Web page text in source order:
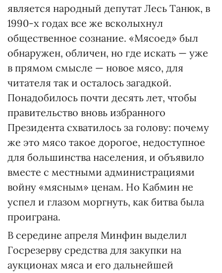
является народный депутат Лесь Танюк, в
1990-х годах все же всколыхнул
общественное сознание. «Мясоед» был
обнаружен, обличен, но где искать — уже
в прямом смысле — новое мясо, для
читателя так и осталось загадкой.
Понадобилось почти десять лет, чтобы
правительство вновь избранного
Президента схватилось за голову: почему
же это мясо такое дорогое, недоступное
для большинства населения, и объявило
вместе с местными администрациями
войну «мясным» ценам. Но Кабмин не
успел и глазом моргнуть, как битва была
проиграна.
В середине апреля Минфин выделил
Госрезерву средства для закупки на
аукционах мяса и его дальнейшей